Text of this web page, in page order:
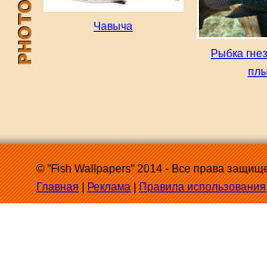
Чавыча
Рыбка
© "Fish Wallpapers" 2014 - Все права
Главная|Реклама|Правила использования